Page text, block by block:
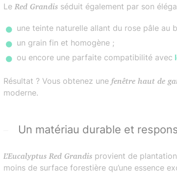
LeRed Grandis séduit également par son
une teinte naturelle allant du rose pâle au
un grain fin et homogène ;
ou encore une parfaite compatibilité avec
Résultat ? Vous obtenez une fenêtre haut de
moderne.
Un matériau durable et
L’Eucalyptus Red Grandis provient de
moins de surface forestière qu’une essence